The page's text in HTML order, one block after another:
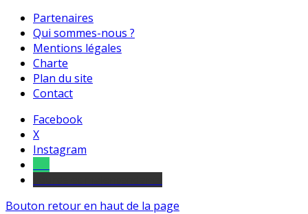
Partenaires
Qui sommes-nous ?
Mentions légales
Charte
Plan du site
Contact
Facebook
X
Instagram
Bouton retour en haut de la page